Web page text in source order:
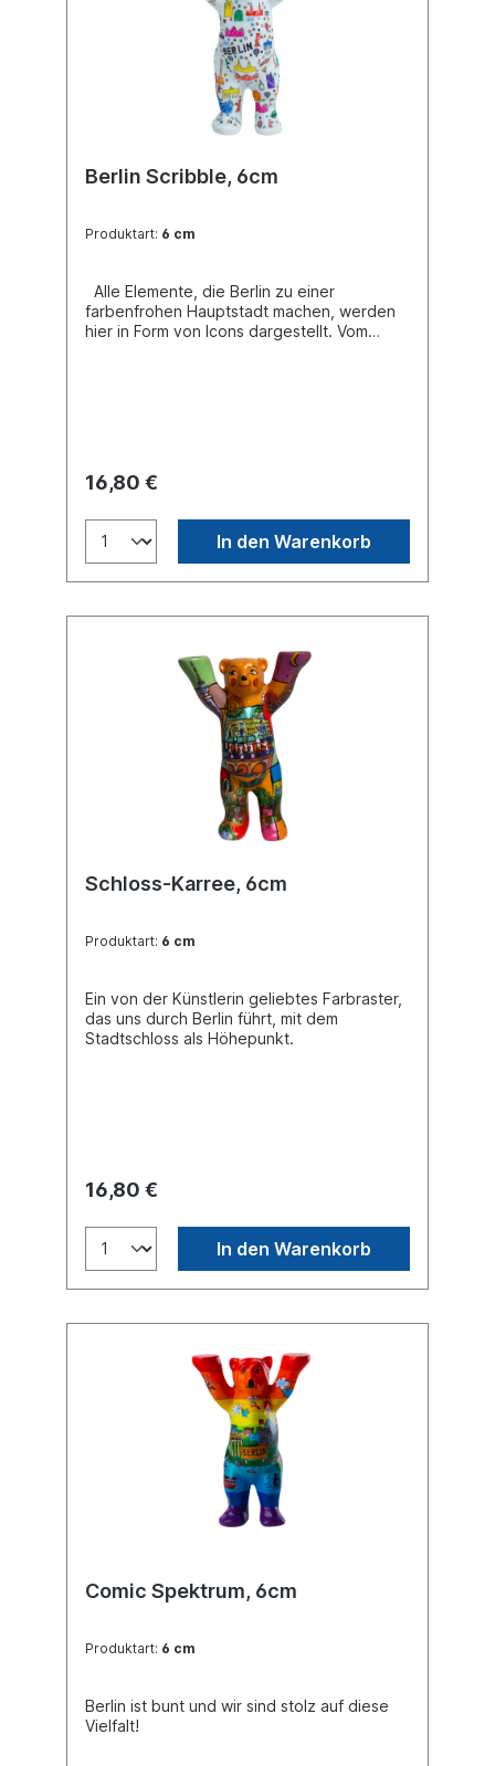
Berlin Scribble, 6cm
Produktart: 6 cm
Alle Elemente, die Berlin zu einer
farbenfrohen Hauptstadt machen, werden
hier in Form von Icons dargestellt. Vom
16,80 €
In den Warenkorb
Schloss-Karree, 6cm
Produktart: 6 cm
Ein von der Künstlerin geliebtes Farbraster,
das uns durch Berlin führt, mit dem
Stadtschloss als Höhepunkt.
16,80 €
In den Warenkorb
Comic Spektrum, 6cm
Produktart: 6 cm
Berlin ist bunt und wir sind stolz auf diese
Vielfalt!